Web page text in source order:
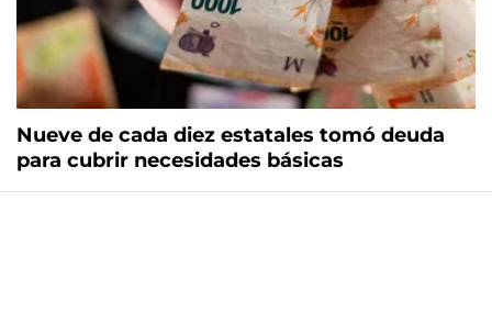
Nueve de cada diez estatales tomó deuda
para cubrir necesidades básicas